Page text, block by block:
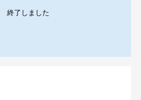
終了しました